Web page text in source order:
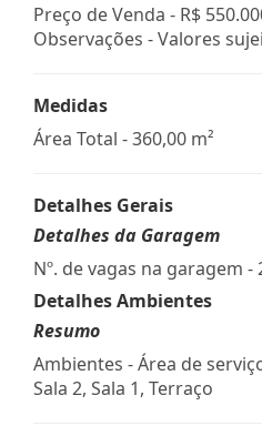
Preço de Venda - R$
Observações - Valores
Medidas
Área Total - 360,00 m²
Detalhes Gerais
Detalhes da Garagem
Nº. de vagas na garagem -
Detalhes Ambientes
Resumo
Ambientes - Área de
Sala 2, Sala 1, Terraço